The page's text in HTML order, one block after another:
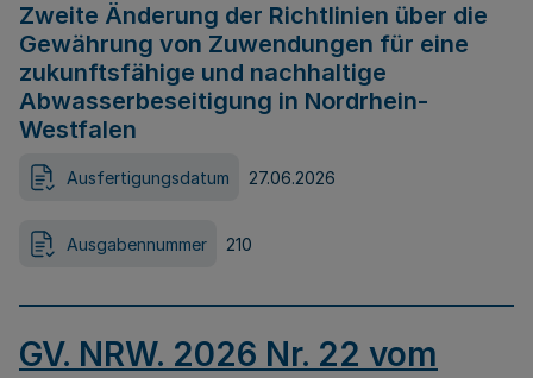
Zweite Änderung der Richtlinien über die
Gewährung von Zuwendungen für eine
zukunftsfähige und nachhaltige
Abwasserbeseitigung in Nordrhein-
Westfalen
Ausfertigungsdatum 27.06.2026
Ausgabennummer 210
GV. NRW. 2026 Nr. 22 vom